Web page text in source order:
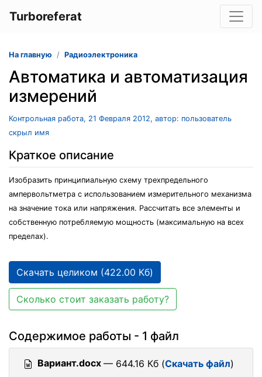
Turboreferat
На главную Радиоэлектроника
Автоматика и автоматизация
измерений
Контрольная работа, 21 Февраля 2012, автор: пользователь
скрыл имя
Краткое описание
Изобразить принципиальную схему трехпредельного
ампервольтметра с использованием измерительного механизма
на значение тока или напряжения. Рассчитать все элементы и
собственную потребляемую мощность (максимальную на всех
пределах).
Скачать целиком (422.00 Кб)
Сколько стоит заказать работу?
Содержимое работы - 1 файл
Вариант.docx — 644.16 Кб (Скачать файл)